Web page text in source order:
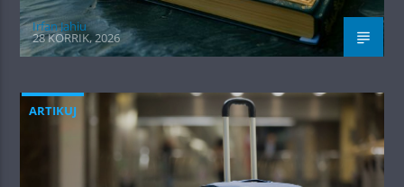
Irfan Jahiu
28 KORRIK, 2026
ARTIKUJ